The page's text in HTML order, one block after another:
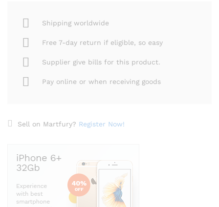
Shipping worldwide
Free 7-day return if eligible, so easy
Supplier give bills for this product.
Pay online or when receiving goods
Sell on Martfury? Register Now!